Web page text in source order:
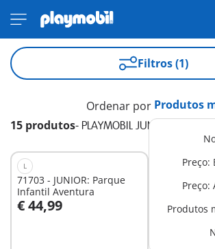
Filtros (1)
15 produtos- PLAYMOBIL JUNIOR
Ordenar por
Preço:
Preço:
Produtos
L
71703 - JUNIOR: Parque
Infantil Aventura
€ 44,99
Ao carrinho
71683 -
€ 17,99
Ao